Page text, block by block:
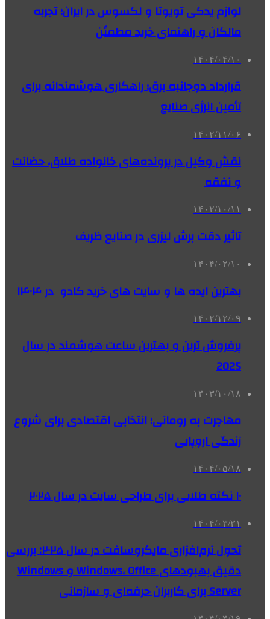
لوازم یدکی تویوتا و لکسوس در ایران؛ تجربه
مالکان و راهنمای خرید مطمئن
۱۴۰۴/۰۴/۱۰
قرارداد دوجانبه برق؛ راهکاری هوشمندانه برای
تأمین انرژی صنایع
۱۴۰۲/۱۱/۰۶
نقش وکیل در پرونده‌های خانواده طلاق، حضانت
و نفقه
۱۴۰۲/۱۰/۱۱
تاثیر دقت برش لیزری در صنایع ظریف
۱۴۰۴/۰۲/۱۰
بهترین ایده ها و سایت های خرید کادو در ۱۴۰۴
۱۴۰۲/۱۲/۰۹
پرفروش ترین و بهترین ساعت هوشمند در سال
2025
۱۴۰۳/۱۰/۱۸
مهاجرت به رومانی؛ انتخابی اقتصادی برای شروع
زندگی اروپایی
۱۴۰۴/۰۵/۱۸
۱۰ نکته طلایی برای طراحی سایت در سال ۲۰۲۵
۱۴۰۴/۰۳/۳۱
تحول نرم‌افزاری مایکروسافت در سال ۲۰۲۵: بررسی
دقیق بهبودهای Windows، Office و Windows
Server برای کاربران حرفه‌ای و سازمانی